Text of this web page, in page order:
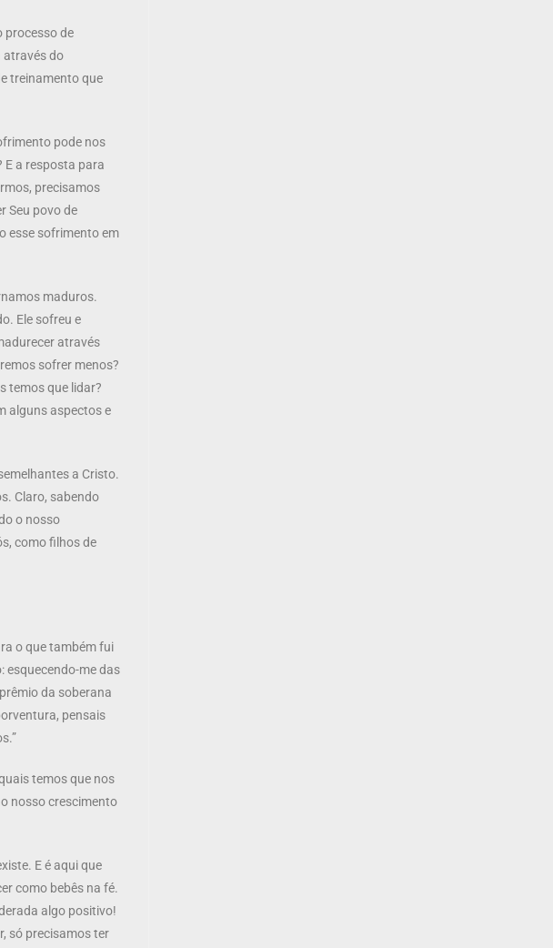
processo de
através do
treinamento que
pode nos
E a resposta para
precisamos
Seu povo de
esse sofrimento em
maduros.
Ele sofreu e
através
sofrer menos?
temos que lidar?
alguns aspectos e
a Cristo.
Claro, sabendo
o nosso
como filhos de
o que também fui
esquecendo-me das
da soberana
pensais
temos que nos
nosso crescimento
E é aqui que
como bebês na fé.
algo positivo!
só precisamos ter